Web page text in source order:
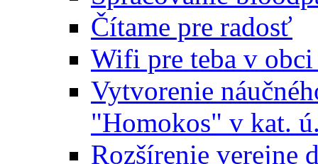
Čítame pre radosť
Wifi pre teba v
Vytvorenie
"Homokos" v kat.
Rozšírenie verejne